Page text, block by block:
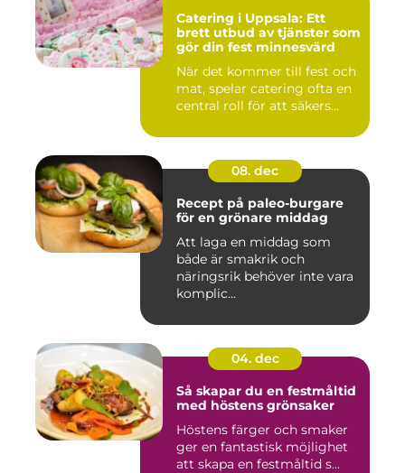
Catering i Uppsala: Ett
brett utbud av tjänster som
gör din fest minnesvärd
När det kommer till fest och
mat, spelar catering ofta en
central roll för att säkers...
08. dec
Recept på paleo-burgare
för en grönare middag
Att laga en middag som
både är smakrik och
näringsrik behöver inte vara
komplic...
04. dec
Så skapar du en festmåltid
med höstens grönsaker
Höstens färger och smaker
ger en fantastisk möjlighet
att skapa en festmåltid s...